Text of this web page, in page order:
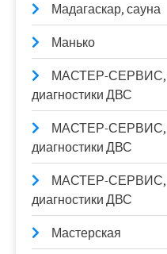
Мадагаскар, сауна
Манько
МАСТЕР-СЕРВИС,
диагностики ДВС
МАСТЕР-СЕРВИС,
диагностики ДВС
МАСТЕР-СЕРВИС,
диагностики ДВС
Мастерская